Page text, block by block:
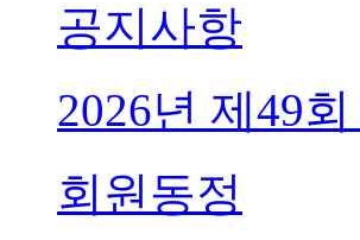
공지사항
2026년 제49
회원동정